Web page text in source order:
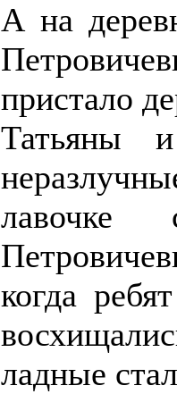
А на
пристало
Татьяны
лавочке
когда
ладные